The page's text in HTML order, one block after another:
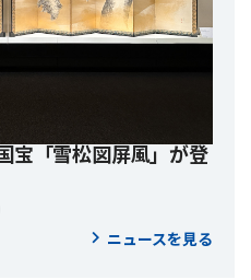
宝「雪松図屏風」が登
ニュースを見る